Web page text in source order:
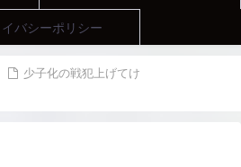
バシーポリシー
少子化の戦犯上げてけ